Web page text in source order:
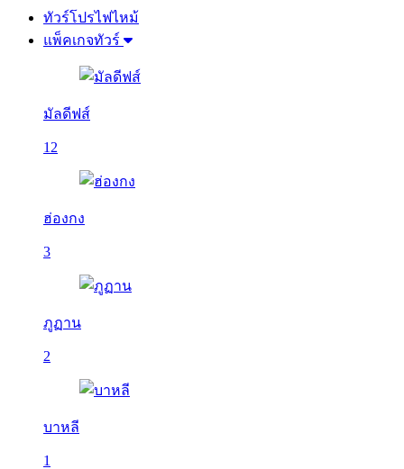
ทัวร์โปรไฟไหม้
แพ็คเกจทัวร์
มัลดีฟส์
12
ฮ่องกง
3
ภูฏาน
2
บาหลี
1